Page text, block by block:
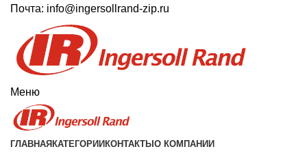
Почта: info@ingersollrand-zip.ru
Меню
ГЛАВНАЯ КАТЕГОРИИ КОНТАКТЫ О КОМПАНИИ